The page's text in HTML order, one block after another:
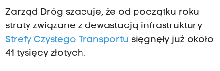
Zarząd Dróg szacuje, że od początku roku
straty związane z dewastacją infrastruktury
Strefy Czystego Transportu sięgnęły już około
41 tysięcy złotych.